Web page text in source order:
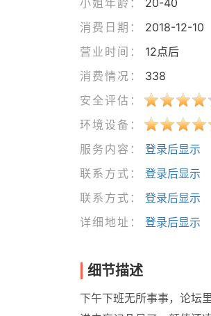
小姐年龄：
20-40
消费日期：
2018-12-10
营业时间：
12点后
消费情况：
338
安全评估：
环境设备：
服务内容：
登录后显示
联系方式：
登录后显示
联系方式：
登录后显示
详细地址：
登录后显示
细节描述
下午下班无所事事，论坛